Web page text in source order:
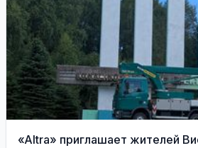
«Altra» приглашает жителей